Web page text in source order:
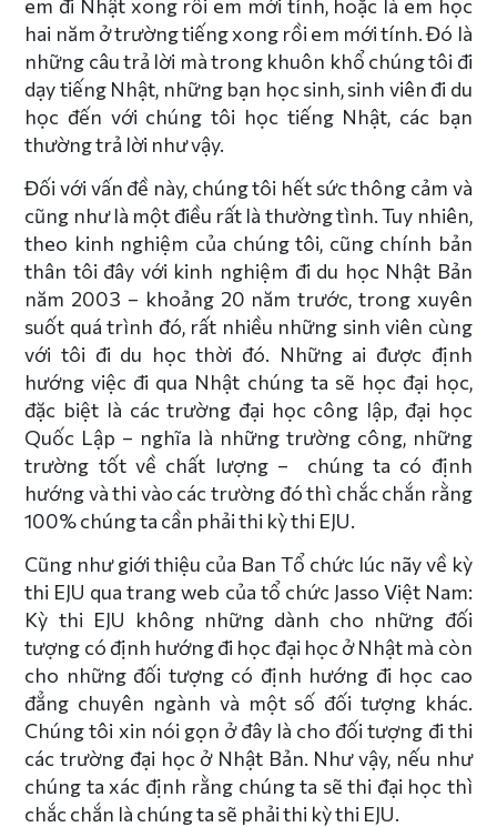
em đi Nhật xong rồi em mới tính, hoặc là em học
hai năm ở trường tiếng xong rồi em mới tính. Đó là
những câu trả lời mà trong khuôn khổ chúng tôi đi
dạy tiếng Nhật, những bạn học sinh, sinh viên đi du
học đến với chúng tôi học tiếng Nhật, các bạn
thường trả lời như vậy.
Đối với vấn đề này, chúng tôi hết sức thông cảm và
cũng như là một điều rất là thường tình. Tuy nhiên,
theo kinh nghiệm của chúng tôi, cũng chính bản
thân tôi đây với kinh nghiệm đi du học Nhật Bản
năm 2003 – khoảng 20 năm trước, trong xuyên
suốt quá trình đó, rất nhiều những sinh viên cùng
với tôi đi du học thời đó. Những ai được định
hướng việc đi qua Nhật chúng ta sẽ học đại học,
đặc biệt là các trường đại học công lập, đại học
Quốc Lập – nghĩa là những trường công, những
trường tốt về chất lượng – chúng ta có định
hướng và thi vào các trường đó thì chắc chắn rằng
100% chúng ta cần phải thi kỳ thi EJU.
Cũng như giới thiệu của Ban Tổ chức lúc nãy về kỳ
thi EJU qua trang web của tổ chức Jasso Việt Nam:
Kỳ thi EJU không những dành cho những đối
tượng có định hướng đi học đại học ở Nhật mà còn
cho những đối tượng có định hướng đi học cao
đẳng chuyên ngành và một số đối tượng khác.
Chúng tôi xin nói gọn ở đây là cho đối tượng đi thi
các trường đại học ở Nhật Bản. Như vậy, nếu như
chúng ta xác định rằng chúng ta sẽ thi đại học thì
chắc chắn là chúng ta sẽ phải thi kỳ thi EJU.